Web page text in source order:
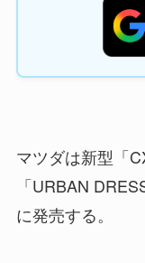
マツダは新型「
「URBAN
に発売する。